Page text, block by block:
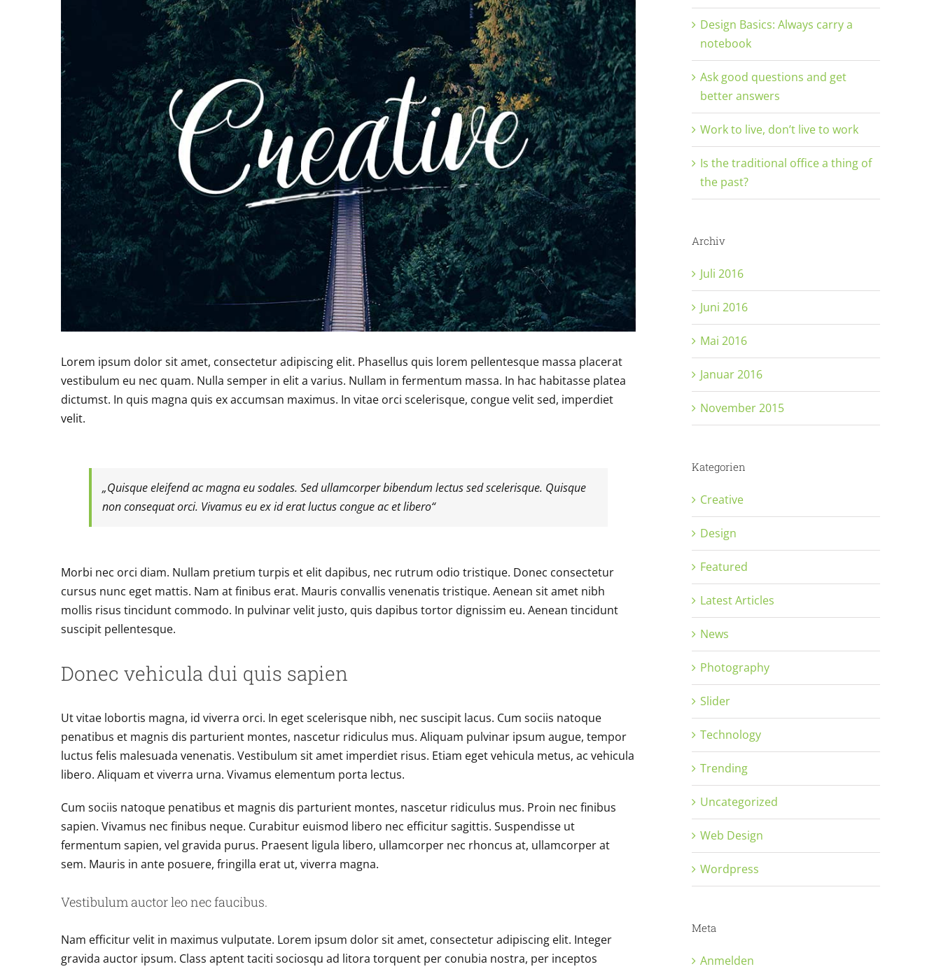
Lorem ipsum dolor sit amet, consectetur adipiscing elit. Phasellus quis lorem pellentesque massa placerat
vestibulum eu nec quam. Nulla semper in elit a varius. Nullam in fermentum massa. In hac habitasse platea
dictumst. In quis magna quis ex accumsan maximus. In vitae orci scelerisque, congue velit sed, imperdiet
velit.
„Quisque eleifend ac magna eu sodales. Sed ullamcorper bibendum lectus sed scelerisque. Quisque
non consequat orci. Vivamus eu ex id erat luctus congue ac et libero“
Morbi nec orci diam. Nullam pretium turpis et elit dapibus, nec rutrum odio tristique. Donec consectetur
cursus nunc eget mattis. Nam at finibus erat. Mauris convallis venenatis tristique. Aenean sit amet nibh
mollis risus tincidunt commodo. In pulvinar velit justo, quis dapibus tortor dignissim eu. Aenean tincidunt
suscipit pellentesque.
Donec vehicula dui quis sapien
Ut vitae lobortis magna, id viverra orci. In eget scelerisque nibh, nec suscipit lacus. Cum sociis natoque
penatibus et magnis dis parturient montes, nascetur ridiculus mus. Aliquam pulvinar ipsum augue, tempor
luctus felis malesuada venenatis. Vestibulum sit amet imperdiet risus. Etiam eget vehicula metus, ac vehicula
libero. Aliquam et viverra urna. Vivamus elementum porta lectus.
Cum sociis natoque penatibus et magnis dis parturient montes, nascetur ridiculus mus. Proin nec finibus
sapien. Vivamus nec finibus neque. Curabitur euismod libero nec efficitur sagittis. Suspendisse ut
fermentum sapien, vel gravida purus. Praesent ligula libero, ullamcorper nec rhoncus at, ullamcorper at
sem. Mauris in ante posuere, fringilla erat ut, viverra magna.
Vestibulum auctor leo nec faucibus.
Nam efficitur velit in maximus vulputate. Lorem ipsum dolor sit amet, consectetur adipiscing elit. Integer
gravida auctor ipsum. Class aptent taciti sociosqu ad litora torquent per conubia nostra, per inceptos
Design Basics: Always carry a
notebook
Ask good questions and get
better answers
Work to live, don’t live to work
Is the traditional office a thing of
the past?
Archiv
Juli 2016
Juni 2016
Mai 2016
Januar 2016
November 2015
Kategorien
Creative
Design
Featured
Latest Articles
News
Photography
Slider
Technology
Trending
Uncategorized
Web Design
Wordpress
Meta
Anmelden